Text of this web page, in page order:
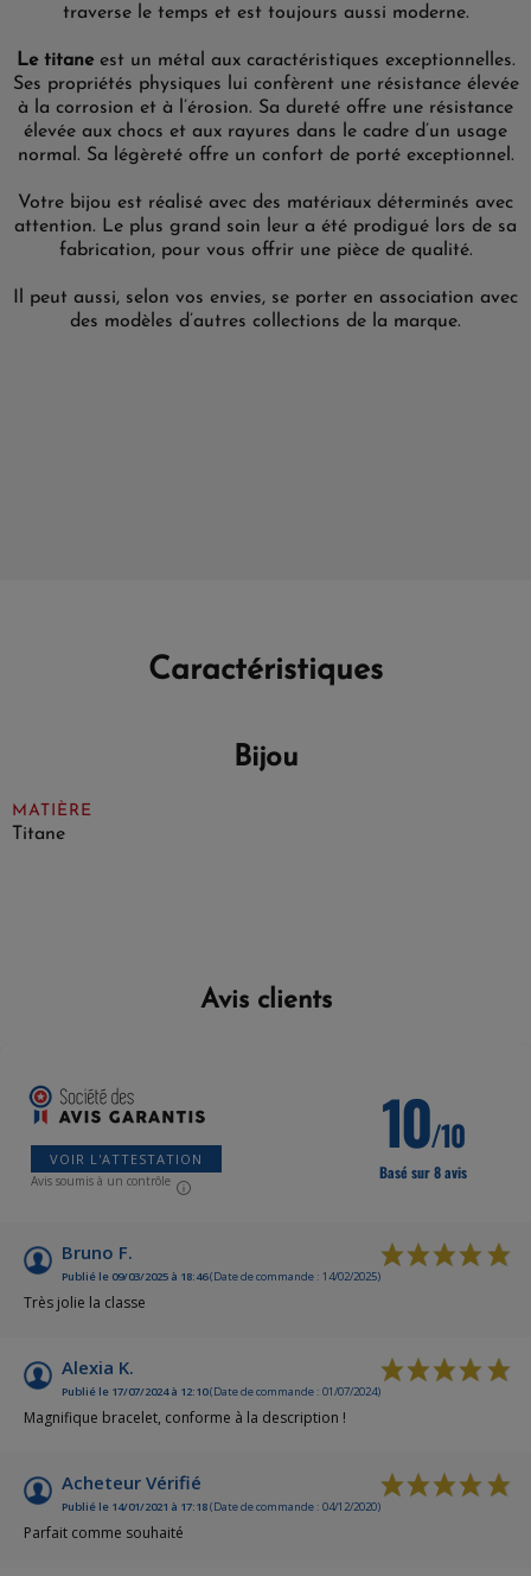
traverse le temps et est toujours aussi moderne.
Le titaneest un métal aux caractéristiques exceptionnelles.
Ses propriétés physiques lui confèrent une résistance élevée
à la corrosion et à l’érosion. Sa dureté offre une résistance
élevée aux chocs et aux rayures dans le cadre d’un usage
normal. Sa légèreté offre un confort de porté exceptionnel.
Votre bijou est réalisé avec des matériaux déterminés avec
attention. Le plus grand soin leur a été prodigué lors de sa
fabrication, pour vous offrir une pièce de qualité.
Il peut aussi, selon vos envies, se porter en association avec
des modèles d’autres collections de la marque.
Caractéristiques
Bijou
MATIÈRE
Titane
Avis clients
VOIR L'ATTESTATION
Avis soumis à un contrôle
10/10
Basé sur 8 avis
Bruno F.
Publié le 09/03/2025 à 18:46(Date de commande : 14/02/2025)
Très jolie la classe
Alexia K.
Publié le 17/07/2024 à 12:10(Date de commande : 01/07/2024)
Magnifique bracelet, conforme à la description !
Acheteur Vérifié
Publié le 14/01/2021 à 17:18(Date de commande : 04/12/2020)
Parfait comme souhaité